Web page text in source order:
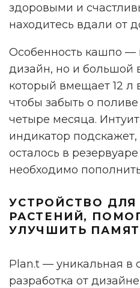
здоровыми и
находитесь вдали от
Особенность кашпо —
дизайн, но и большой
который вмещает 12 л
чтобы забыть о
четыре месяца.
индикатор подскажет,
осталось в
необходимо
УСТРОЙСТВО
РАСТЕНИЙ,
УЛУЧШИТЬ
Plan.t — уникальная в
разработка от